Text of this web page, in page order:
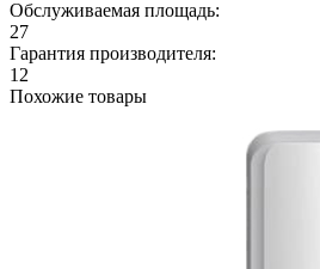
Обслуживаемая площадь:
27
Гарантия производителя:
12
Похожие товары